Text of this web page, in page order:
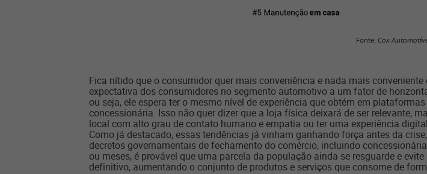
Fonte:Cox
Fica nítido que o consumidor quer mais conveniência e nada mais
expectativa dos consumidores no segmento automotivo a um fator de
ou seja, ele espera ter o mesmo nível de experiência que obtém em
concessionária. Isso não quer dizer que a loja física deixará de ser relevante,
local com alto grau de contato humano e empatia ou ter uma experiência
Como já destacado, essas tendências já vinham ganhando força antes da
decretos governamentais de fechamento do comércio, incluindo
ou meses, é provável que uma parcela da população ainda se resguarde e
definitivo, aumentando o conjunto de produtos e serviços que consome de